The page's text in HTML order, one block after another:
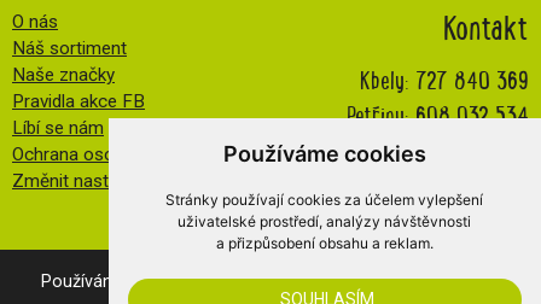
Používáme cookies
Stránky používají cookies za účelem vylepšení
uživatelské prostředí, analýzy návštěvnosti
a přizpůsobení obsahu a reklam.
SOUHLASÍM
Kontakt
Kbely: 727 840 369
Petřiny:608 032 534
info@veselatkanicka.cz
O nás
Náš sortiment
Naše značky
Pravidla akce FB
Líbí se nám
Ochrana osobních údajů
Změnit nastavení cookies
Používáním našich webovek vyjadřujete souhlas scookies.